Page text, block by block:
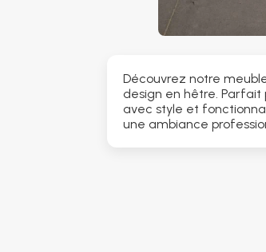
Découvrez notre
design en hêtre.
avec style et
une ambiance